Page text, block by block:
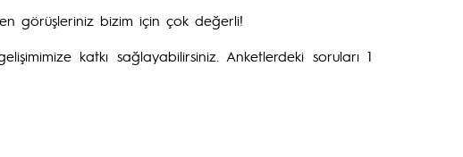
görüşleriniz bizim için çok değerli!
katkı sağlayabilirsiniz. Anketlerdeki soruları 1